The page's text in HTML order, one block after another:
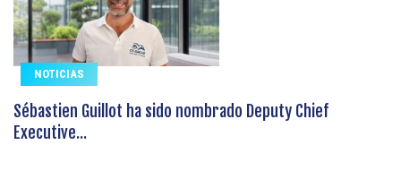
NOTICIAS
Sébastien Guillot ha sido nombrado Deputy Chief
Executive...